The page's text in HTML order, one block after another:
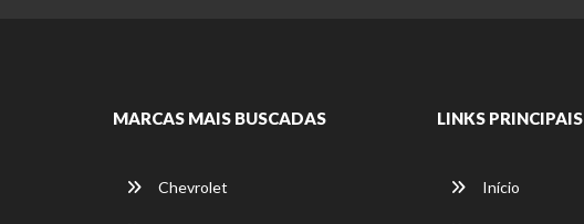
MARCAS MAIS BUSCADAS
Chevrolet
LINKS PRINCIPAIS
Início